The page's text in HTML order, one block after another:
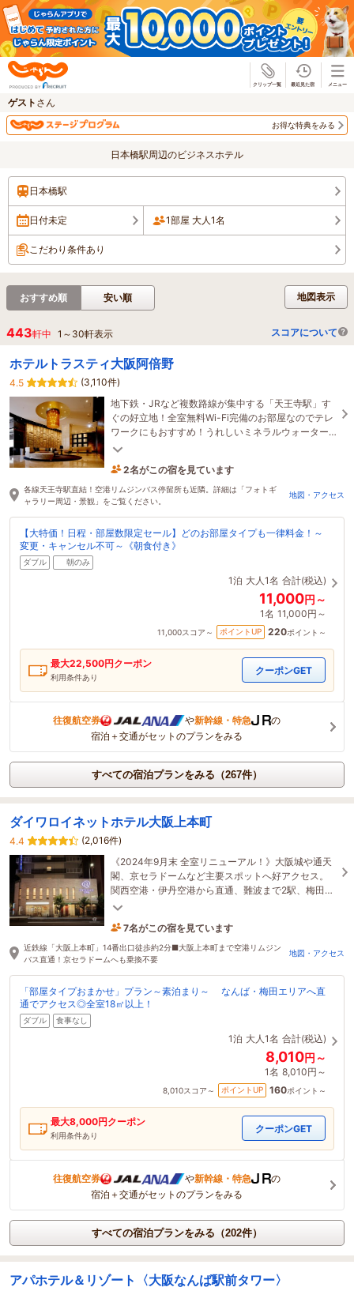
ゲスト さん
お得な特典をみる
日本橋駅周辺のビジネスホテル
日本橋駅
日付未定 1部屋 大人1名
こだわり条件あり
地図表示
おすすめ順 安い順
443軒中 1 ～ 30軒表示 スコアについて
ホテルトラスティ大阪阿倍野
4.5
(3,110件)
地下鉄・JRなど複数路線が集中する「天王寺駅」す
ぐの好立地！全室無料Wi-Fi完備のお部屋なのでテレ
ワークにもおすすめ！うれしいミネラルウォーター
のサービスあり♪
2名がこの宿を見ています
32分前に予約されました
各線天王寺駅直結！空港リムジンバス停留所も近隣。詳細は「フォトギ
ャラリー周辺・景観」をご覧ください。
地図・アクセス
【大特価！日程・部屋数限定セール】どのお部屋タイプも一律料金！～
変更・キャンセル不可～《朝食付き》
ダブル 朝のみ
1泊 大人1名 合計(税込)
11,000円～
1名 11,000円～
11,000スコア～ ポイントUP 220ポイント～
最大22,500円クーポン
利用条件あり
クーポンGET
往復航空券 や新幹線・特急
の
宿泊＋交通がセットのプランをみる
すべての宿泊プランをみる（267件）
ダイワロイネットホテル大阪上本町
4.4
(2,016件)
《2024年9月末 全室リニューアル！》大阪城や通天
閣、京セラドームなど主要スポットへ好アクセス。
関西空港・伊丹空港から直通、難波まで2駅、梅田に
も乗り換え不要で快適！出張にも観光にもオススメ♪
7名がこの宿を見ています
1時間前に予約されました
近鉄線「大阪上本町」14番出口徒歩約2分■大阪上本町まで空港リムジン
バス直通！京セラドームへも乗換不要
地図・アクセス
「部屋タイプおまかせ」プラン～素泊まり～ なんば・梅田エリアへ直
通でアクセス◎全室18㎡以上！
ダブル 食事なし
1泊 大人1名 合計(税込)
8,010円～
1名 8,010円～
8,010スコア～ ポイントUP 160ポイント～
最大8,000円クーポン
利用条件あり
クーポンGET
往復航空券 や新幹線・特急
の
宿泊＋交通がセットのプランをみる
すべての宿泊プランをみる（202件）
アパホテル＆リゾート〈大阪なんば駅前タワー〉